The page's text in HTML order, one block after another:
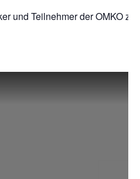
und Teilnehmer der OMKO